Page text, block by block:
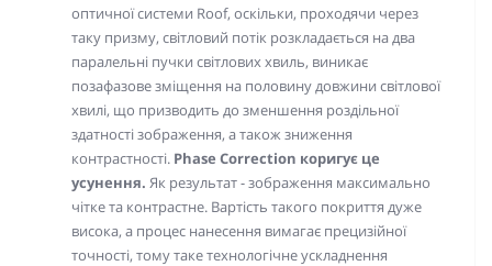
оптичної системи Roof, оскільки, проходячи через
таку призму, світловий потік розкладається на два
паралельні пучки світлових хвиль, виникає
позафазове зміщення на половину довжини світлової
хвилі, що призводить до зменшення роздільної
здатності зображення, а також зниження
контрастності. Phase Correction коригує це
усунення. Як результат - зображення максимально
чітке та контрастне. Вартість такого покриття дуже
висока, а процес нанесення вимагає прецизійної
точності, тому таке технологічне ускладнення